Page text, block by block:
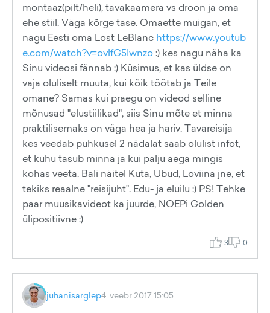
montaaz(pilt/heli), tavakaamera vs droon ja oma
ehe stiil. Väga kõrge tase. Omaette muigan, et
nagu Eesti oma Lost LeBlanc https://www.youtub
e.com/watch?v=ovlfG5Iwnzo:) kes nagu näha ka
Sinu videosi fännab :) Küsimus, et kas üldse on
vaja oluliselt muuta, kui kõik töötab ja Teile
omane? Samas kui praegu on videod selline
mõnusad "elustiilikad", siis Sinu mõte et minna
praktilisemaks on väga hea ja hariv. Tavareisija
kes veedab puhkusel 2 nädalat saab olulist infot,
et kuhu tasub minna ja kui palju aega mingis
kohas veeta. Bali näitel Kuta, Ubud, Loviina jne, et
tekiks reaalne "reisijuht". Edu- ja eluilu :) PS! Tehke
paar muusikavideot ka juurde, NOEPi Golden
ülipositiivne :)
3 0
juhanisarglep4. veebr 2017 15:05